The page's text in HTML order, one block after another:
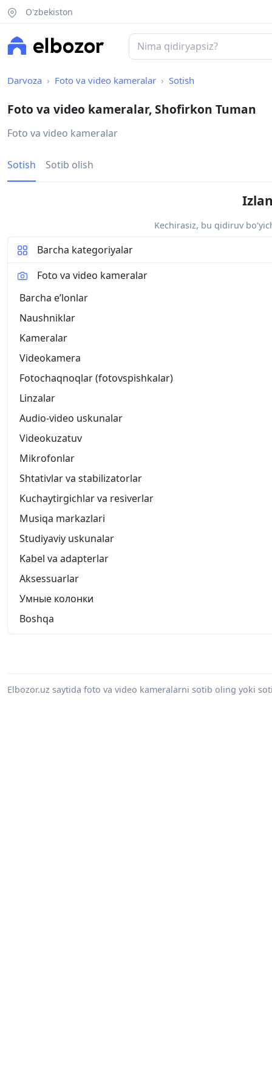
O'zbekiston
Darvoza Foto va video kameralar Sotish
Foto va video kameralar, Shofirkon Tuman
Foto va video kameralar
Sotish Sotib olish
Kechirasiz, bu qidiruv
Barcha kategoriyalar
Foto va video kameralar
Barcha eʼlonlar
Naushniklar
Kameralar
Videokamera
Fotochaqnoqlar (fotovspishkalar)
Linzalar
Audio-video uskunalar
Videokuzatuv
Mikrofonlar
Shtativlar va stabilizatorlar
Kuchaytirgichlar va resiverlar
Musiqa markazlari
Studiyaviy uskunalar
Kabel va adapterlar
Aksessuarlar
Умные колонки
Boshqa
Elbozor.uz saytida foto va video kameralarni sotib oling yoki